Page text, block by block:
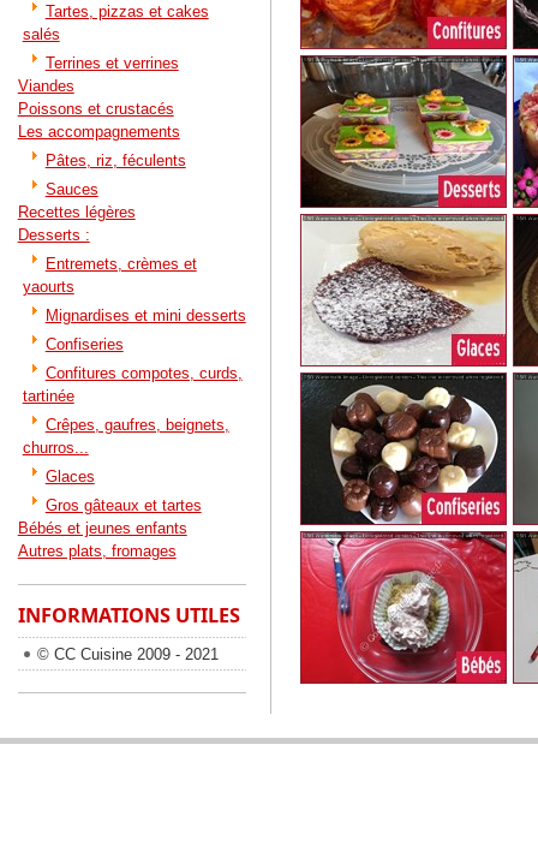
Tartes, pizzas et cakes
salés
Terrines et verrines
Viandes
Poissons et crustacés
Les accompagnements
Pâtes, riz, féculents
Sauces
Recettes légères
Desserts :
Entremets, crèmes et
yaourts
Mignardises et mini desserts
Confiseries
Confitures compotes, curds,
tartinée
Crêpes, gaufres, beignets,
churros...
Glaces
Gros gâteaux et tartes
Bébés et jeunes enfants
Autres plats, fromages
INFORMATIONS UTILES
© CC Cuisine 2009 - 2021